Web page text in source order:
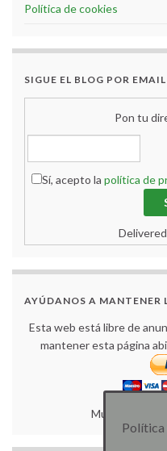
Política de cookies
SIGUE EL BLOG POR EMAIL
Pon tu
Sí, acepto la política de
AYÚDANOS A MANTENER
Esta web está libre de
mantener esta página
Muchas
Política